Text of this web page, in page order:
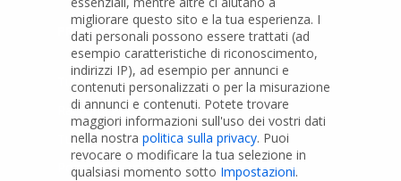
PRODOTTI
Tubi PVC
Raccordi PVC
Tubi e Raccordi in PVC-A
Pozzi Artesiani
migliorare questo sito e la tua esperienza. I
dati personali possono essere trattati (ad
esempio caratteristiche di riconoscimento,
indirizzi IP), ad esempio per annunci e
contenuti personalizzati o per la misurazione
di annunci e contenuti. Potete trovare
maggiori informazioni sull'uso dei vostri dati
nella nostra politica sulla privacy. Puoi
revocare o modificare la tua selezione in
qualsiasi momento sotto Impostazioni.